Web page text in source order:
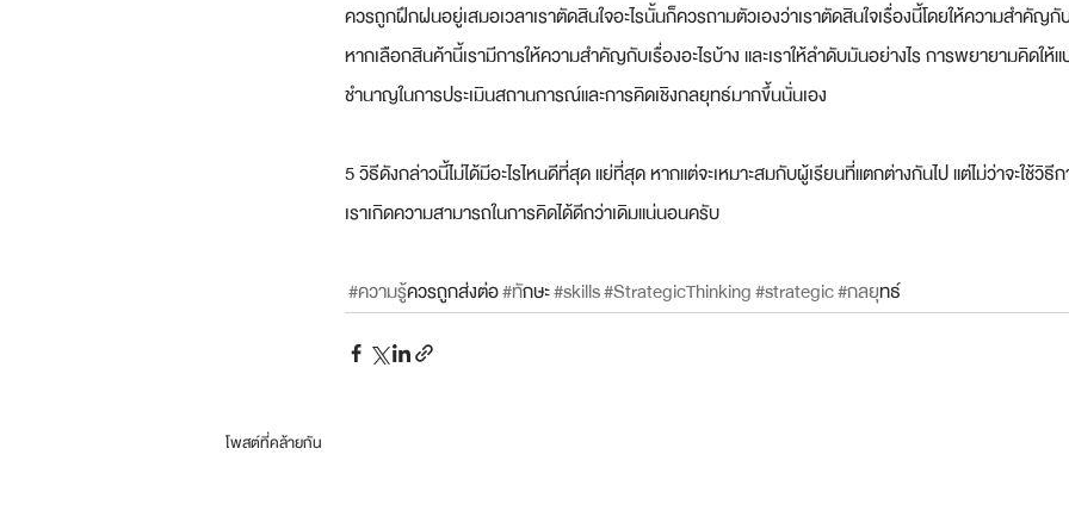
ควรถูกฝึกฝนอยู่เสมอเวลาเราตัดสินใจอะไรนั้นก็ควรถามตัวเองว่าเราตัดสินใจเรื่องนี้โดยให้ความสำคัญกั
หากเลือกสินค้านี้เรามีการให้ความสำคัญกับเรื่องอะไรบ้าง และเราให้ลำดับมันอย่างไร การพยายามคิดให้
ชำนาญในการประเมินสถานการณ์และการคิดเชิงกลยุทธ์มากขึ้นนั่นเอง
5 วิธีดังกล่าวนี้ไม่ได้มีอะไรไหนดีที่สุด แย่ที่สุด หากแต่จะเหมาะสมกับผู้เรียนที่แตกต่างกันไป แต่ไม่ว่าจะใช้วิธี
เราเกิดความสามารถในการคิดได้ดีกว่าเดิมแน่นอนครับ
#ความรู้ควรถูกส่งต่อ#ทักษะ#skills#StrategicThinking#strategic#กลยุทธ์
โพสต์ที่คล้ายกัน